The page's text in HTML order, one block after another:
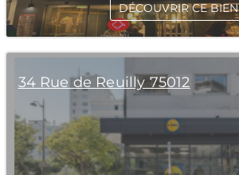
DÉCOUVRIR CE BIEN
34 Rue de Reuilly 75012